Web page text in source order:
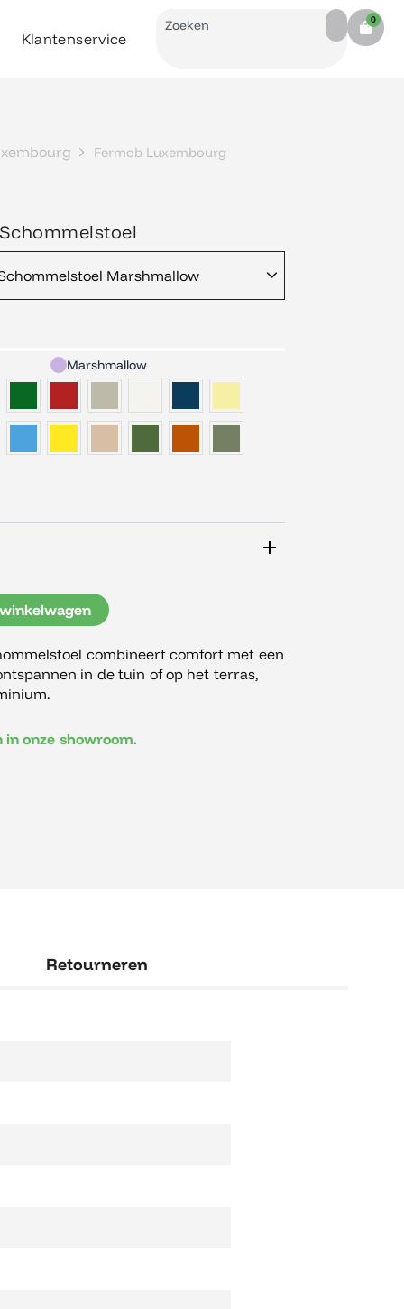
Klantenservice
Search 0
Cart
Fermob Luxembourg
Marshmallow
Marshmallow
combineert comfort met een
in de tuin of op het terras,
onze showroom.
Retourneren